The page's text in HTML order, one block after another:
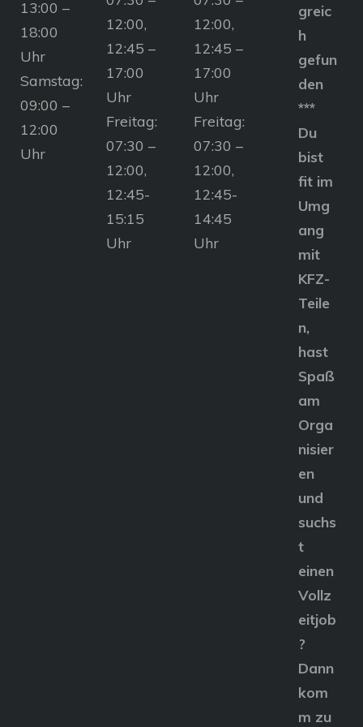
13:00 –
18:00
Uhr
Samstag:
09:00 –
12:00
Uhr
12:00,
12:45 –
17:00
Uhr
Freitag:
07:30 –
12:00,
12:45-
15:15
Uhr
12:00,
12:45 –
17:00
Uhr
Freitag:
07:30 –
12:00,
12:45-
14:45
Uhr
greic
h
gefun
den
***
Du
bist
fit im
Umg
ang
mit
KFZ-
Teile
n,
hast
Spaß
am
Orga
nisier
en
und
suchs
t
einen
Vollz
eitjob
?
Dann
kom
m zu